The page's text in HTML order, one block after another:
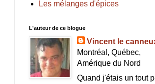
Les mélanges d'épices
L'auteur de ce blogue
Vincent le
Montréal, Québec,
Amérique du Nord
Quand j'étais un tout